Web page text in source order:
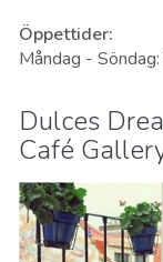
Öppettider:
Måndag -
Dulces
Café